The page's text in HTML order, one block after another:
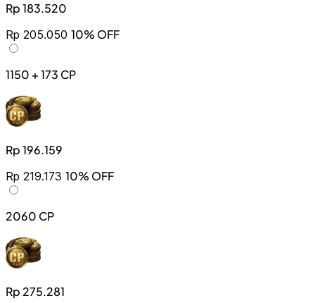
Rp 183.520
Rp 205.050 10% OFF
1150 + 173 CP
Rp 196.159
Rp 219.173 10% OFF
2060 CP
Rp 275.281